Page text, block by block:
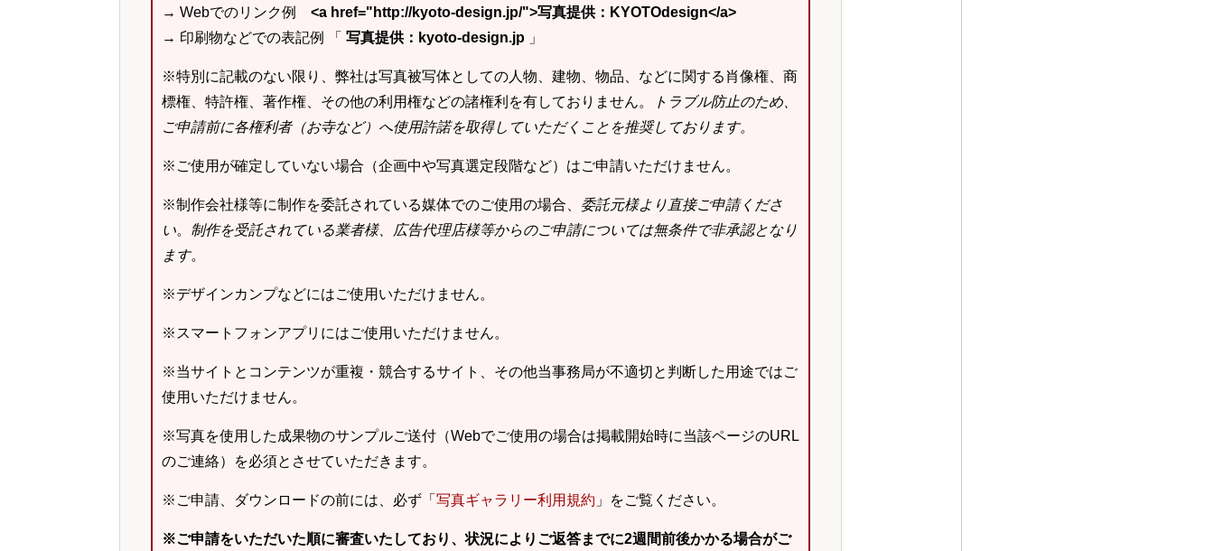
→ Webでのリンク例 <a href="http://kyoto-design.jp/">写真提供：KYOTOdesign</a>
→ 印刷物などでの表記例 「 写真提供：kyoto-design.jp 」
※特別に記載のない限り、弊社は写真被写体としての人物、建物、物品、などに関する肖像権、商
標権、特許権、著作権、その他の利用権などの諸権利を有しておりません。
トラブル防止のため、
ご申請前に各権利者（お寺など）へ使用許諾を取得していただくことを推奨しております。
※ご使用が確定していない場合（企画中や写真選定段階など）はご申請いただけません。
※制作会社様等に制作を委託されている媒体でのご使用の場合、 委託元様より直接ご申請くださ
い。 制作を受託されている業者様、広告代理店様等からのご申請については無条件で非承認となり
ます。
※デザインカンプなどにはご使用いただけません。
※スマートフォンアプリにはご使用いただけません。
※当サイトとコンテンツが重複・競合するサイト、その他当事務局が不適切と判断した用途ではご
使用いただけません。
※写真を使用した成果物のサンプルご送付（Webでご使用の場合は掲載開始時に当該ページのURL
のご連絡）を必須とさせていただきます。
※ご申請、ダウンロードの前には、必ず「 写真ギャラリー利用規約 」をご覧ください。
※ご申請をいただいた順に審査いたしており、状況によりご返答までに2週間前後かかる場合がご